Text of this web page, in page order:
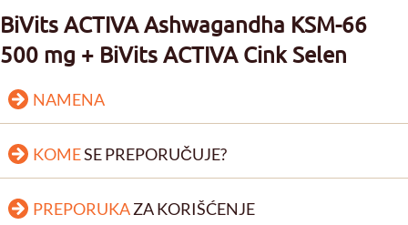
BiVits ACTIVA Ashwagandha KSM-66
500 mg + BiVits ACTIVA Cink Selen
NAMENA
KOMESE PREPORUČUJE?
PREPORUKAZA KORIŠĆENJE